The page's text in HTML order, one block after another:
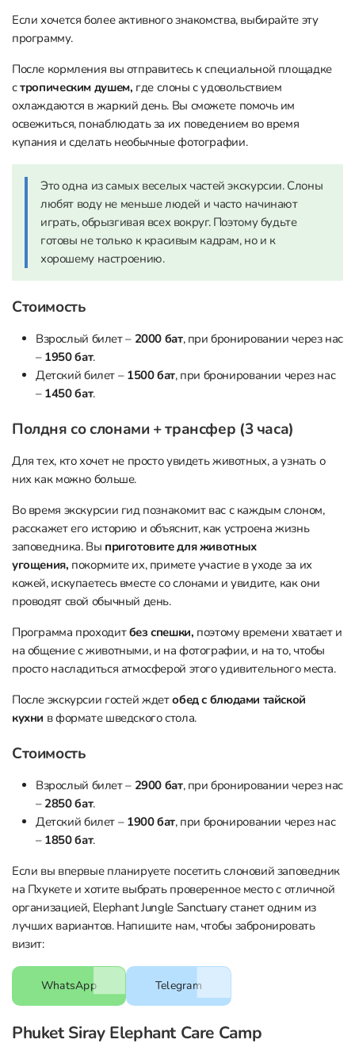
Если хочется более активного знакомства, выбирайте эту
программу.
После кормления вы отправитесь к специальной площадке
стропическим душем, где слоны с удовольствием
охлаждаются в жаркий день. Вы сможете помочь им
освежиться, понаблюдать за их поведением во время
купания и сделать необычные фотографии.
Это одна из самых веселых частей экскурсии. Слоны
любят воду не меньше людей и часто начинают
играть, обрызгивая всех вокруг. Поэтому будьте
готовы не только к красивым кадрам, но и к
хорошему настроению.
Стоимость
Взрослый билет – 2000 бат, при бронировании через нас
– 1950 бат.
Детский билет – 1500 бат, при бронировании через нас
– 1450 бат.
Полдня со слонами + трансфер (3 часа)
Для тех, кто хочет не просто увидеть животных, а узнать о
них как можно больше.
Во время экскурсии гид познакомит вас с каждым слоном,
расскажет его историю и объяснит, как устроена жизнь
заповедника. Вы приготовите для животных
угощения, покормите их, примете участие в уходе за их
кожей, искупаетесь вместе со слонами и увидите, как они
проводят свой обычный день.
Программа проходитбез спешки, поэтому времени хватает и
на общение с животными, и на фотографии, и на то, чтобы
просто насладиться атмосферой этого удивительного места.
После экскурсии гостей ждетобед с блюдами тайской
кухни в формате шведского стола.
Стоимость
Взрослый билет – 2900 бат, при бронировании через нас
– 2850 бат.
Детский билет – 1900 бат, при бронировании через нас
– 1850 бат.
Если вы впервые планируете посетить слоновий заповедник
на Пхукете и хотите выбрать проверенное место с отличной
организацией, Elephant Jungle Sanctuary станет одним из
лучших вариантов. Напишите нам, чтобы забронировать
визит:
WhatsApp Telegram
Phuket Siray Elephant Care Camp